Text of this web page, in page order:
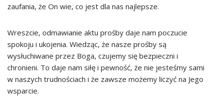
zaufania, że On wie, co jest dla nas najlepsze.
Wreszcie, odmawianie aktu prośby daje nam poczucie
spokoju i ukojenia. Wiedząc, że nasze prośby są
wysłuchiwane przez Boga, czujemy się bezpieczni i
chronieni. To daje nam siłę i pewność, że nie jesteśmy sami
w naszych trudnościach i że zawsze możemy liczyć na Jego
wsparcie.